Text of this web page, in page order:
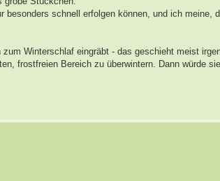
schnell erfolgen können, und ich meine,
Winterschlaf eingräbt - das geschieht meist
frostfreien Bereich zu überwintern. Dann würde